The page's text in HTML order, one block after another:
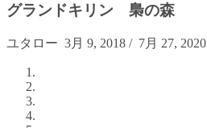
グランドキリン 梟の森
ユタロー 3月 9, 2018 / 7月 27, 2020